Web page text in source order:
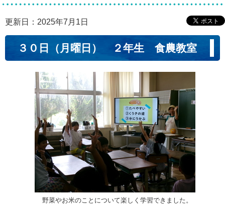
更新日：2025年7月1日
３０日（月曜日） ２年生 食農教室
野菜やお米のことについて楽しく学習できました。